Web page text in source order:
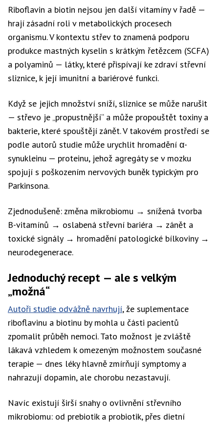
Riboflavin a biotin nejsou jen další vitamíny v řadě —
hrají zásadní roli v metabolických procesech
organismu. V kontextu střev to znamená podporu
produkce mastných kyselin s krátkým řetězcem (SCFA)
a polyaminů — látky, které přispívají ke zdraví střevní
sliznice, k její imunitní a bariérové funkci.
Když se jejich množství sníží, sliznice se může narušit
— střevo je „propustnější“ a může propouštět toxiny a
bakterie, které spouštějí zánět. V takovém prostředí se
podle autorů studie může urychlit hromadění α-
synukleinu — proteinu, jehož agregáty se v mozku
spojují s poškozením nervových buněk typickým pro
Parkinsona.
Zjednodušeně: změna mikrobiomu → snížená tvorba
B-vitamínů → oslabená střevní bariéra → zánět a
toxické signály → hromadění patologické bílkoviny →
neurodegenerace.
Jednoduchý recept — ale s velkým
„možná“
Autoři studie odvážně navrhují, že suplementace
riboflavinu a biotinu by mohla u části pacientů
zpomalit průběh nemoci. Tato možnost je zvláště
lákavá vzhledem k omezeným možnostem současné
terapie — dnes léky hlavně zmírňují symptomy a
nahrazují dopamin, ale chorobu nezastavují.
Navíc existují širší snahy o ovlivnění střevního
mikrobiomu: od prebiotik a probiotik, přes dietní